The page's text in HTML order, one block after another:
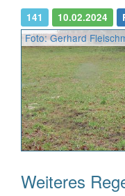
141 10.02.2024
Foto: Gerhard
Weiteres